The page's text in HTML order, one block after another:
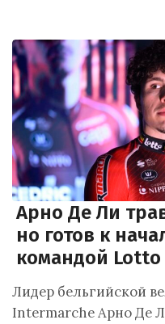
Арно Де Ли
но готов к
командой
Лидер бельгийской
Intermarche Арно Де